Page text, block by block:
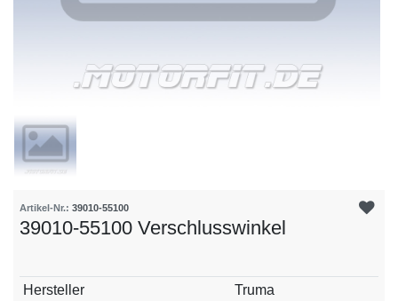
Artikel-Nr.: 39010-55100
39010-55100 Verschlusswinkel
Technisches
Wert
Hersteller Truma